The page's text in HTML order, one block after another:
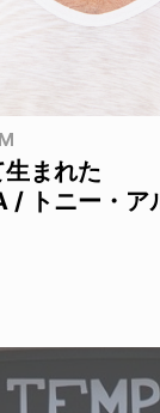
まれた
/ トニー・ア